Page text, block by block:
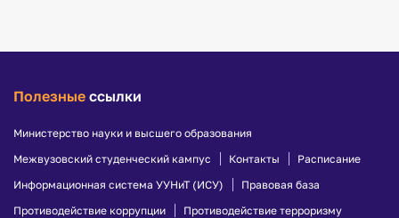
Полезные ссылки
Министерство науки и высшего образования
Межвузовский студенческий кампус
Контакты
Расписание
Информационная система УУНиТ (ИСУ)
Правовая база
Противодействие коррупции
Противодействие терроризму